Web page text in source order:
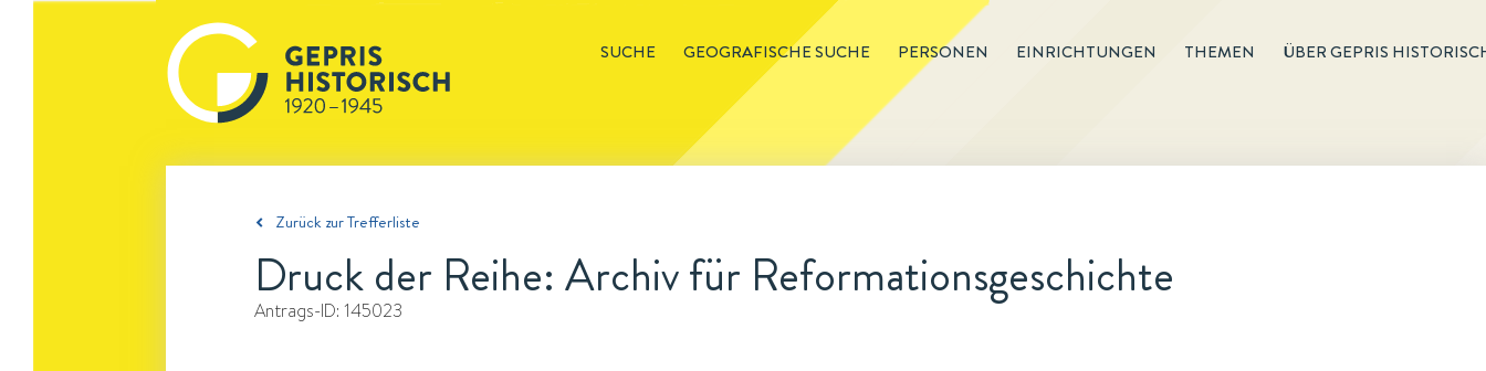
SUCHE GEOGRAFISCHE SUCHE PERSONEN EINRICHTUNGEN THEMEN ÜBER GEPRIS
Zurück zur Trefferliste
Druck der Reihe: Archiv für Reformationsgeschichte
Antrags-ID: 145023